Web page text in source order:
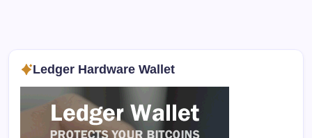
Ledger Hardware Wallet